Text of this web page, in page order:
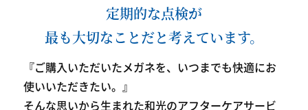
定期的な点検が
最も大切なことだと考えています。
『ご購入いただいたメガネを、いつまでも快適にお
使いいただきたい。』
そんな思いから生まれた和光のアフターケアサービ